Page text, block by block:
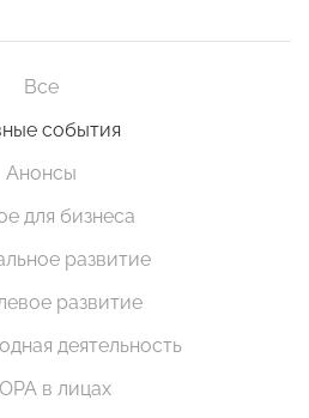
Все
события
Анонсы
для бизнеса
развитие
развитие
деятельность
в лицах